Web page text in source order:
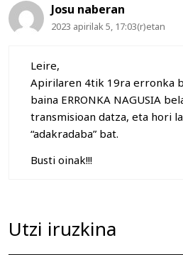
Josu naberan
2023 apirilak 5, 17:03(r)etan
Leire,
Apirilaren 4tik 19ra erronka
baina ERRONKA NAGUSIA
transmisioan datza, eta hori
“adakradaba” bat.
Busti oinak!!!
Utzi iruzkina